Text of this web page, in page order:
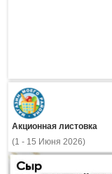
Акционная листовка
(1 - 15 Июня 2026)